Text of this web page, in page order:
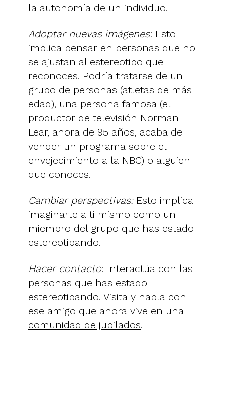
la autonomía de un individuo.
Adoptar nuevas imágenes: Esto
implica pensar en personas que no
se ajustan al estereotipo que
reconoces. Podría tratarse de un
grupo de personas (atletas de más
edad), una persona famosa (el
productor de televisión Norman
Lear, ahora de 95 años, acaba de
vender un programa sobre el
envejecimiento a la NBC) o alguien
que conoces.
Cambiar perspectivas:Esto implica
imaginarte a ti mismo como un
miembro del grupo que has estado
estereotipando.
Hacer contacto: Interactúa con las
personas que has estado
estereotipando. Visita y habla con
ese amigo que ahora vive en una
comunidad de jubilados.